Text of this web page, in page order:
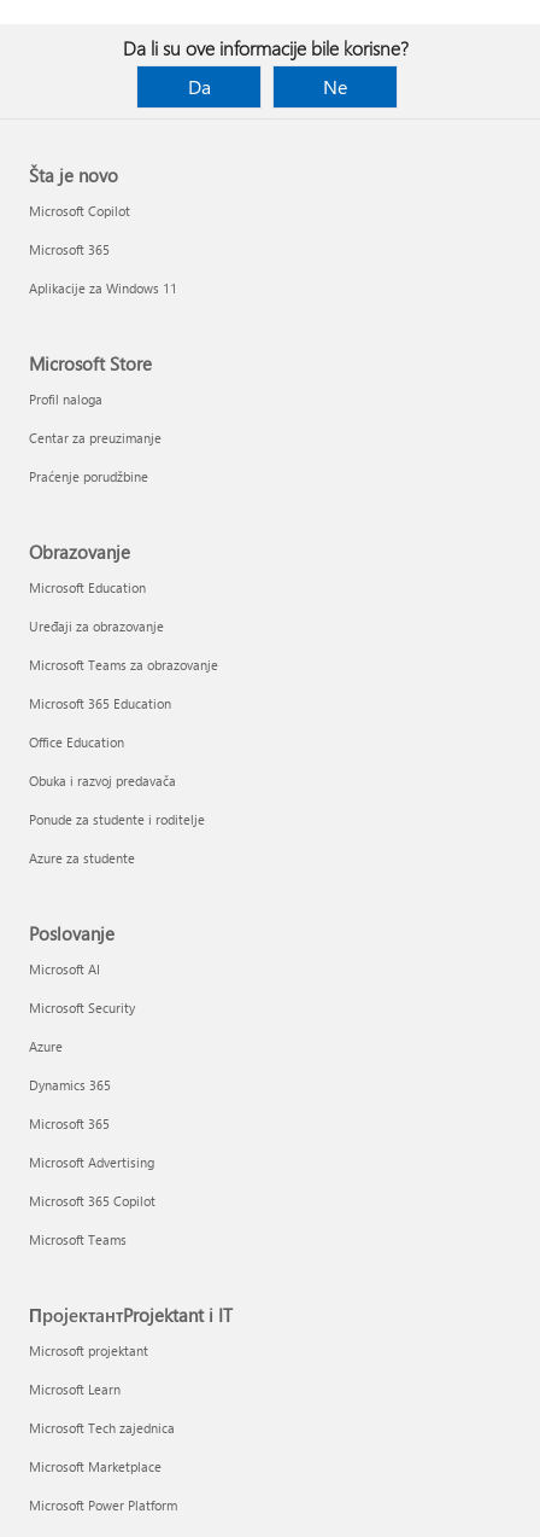
Da li su ove informacije bile korisne?
Da
Ne
Šta je novo
Microsoft Copilot
Microsoft 365
Aplikacije za Windows 11
Microsoft Store
Profil naloga
Centar za preuzimanje
Praćenje porudžbine
Obrazovanje
Microsoft Education
Uređaji za obrazovanje
Microsoft Teams za obrazovanje
Microsoft 365 Education
Office Education
Obuka i razvoj predavača
Ponude za studente i roditelje
Azure za studente
Poslovanje
Microsoft AI
Microsoft Security
Azure
Dynamics 365
Microsoft 365
Microsoft Advertising
Microsoft 365 Copilot
Microsoft Teams
ПројектантProjektant i IT
Microsoft projektant
Microsoft Learn
Microsoft Tech zajednica
Microsoft Marketplace
Microsoft Power Platform